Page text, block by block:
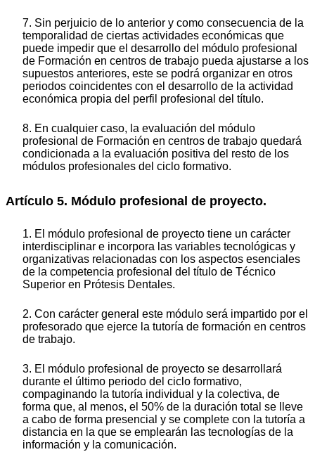
7. Sin perjuicio de lo anterior y como consecuencia de la
temporalidad de ciertas actividades económicas que
puede impedir que el desarrollo del módulo profesional
de Formación en centros de trabajo pueda ajustarse a los
supuestos anteriores, este se podrá organizar en otros
periodos coincidentes con el desarrollo de la actividad
económica propia del perfil profesional del título.
8. En cualquier caso, la evaluación del módulo
profesional de Formación en centros de trabajo quedará
condicionada a la evaluación positiva del resto de los
módulos profesionales del ciclo formativo.
Artículo 5. Módulo profesional de proyecto.
1. El módulo profesional de proyecto tiene un carácter
interdisciplinar e incorpora las variables tecnológicas y
organizativas relacionadas con los aspectos esenciales
de la competencia profesional del título de Técnico
Superior en Prótesis Dentales.
2. Con carácter general este módulo será impartido por el
profesorado que ejerce la tutoría de formación en centros
de trabajo.
3. El módulo profesional de proyecto se desarrollará
durante el último periodo del ciclo formativo,
compaginando la tutoría individual y la colectiva, de
forma que, al menos, el 50% de la duración total se lleve
a cabo de forma presencial y se complete con la tutoría a
distancia en la que se emplearán las tecnologías de la
información y la comunicación.